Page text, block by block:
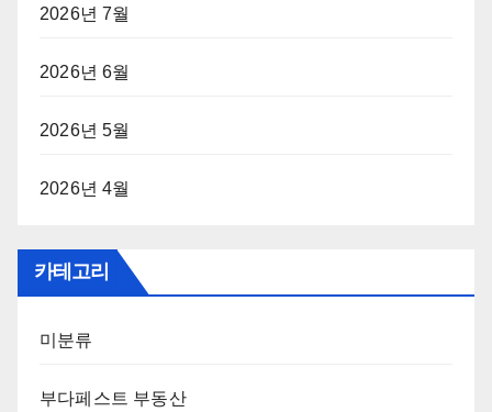
2026년 7월
2026년 6월
2026년 5월
2026년 4월
카테고리
미분류
부다페스트 부동산